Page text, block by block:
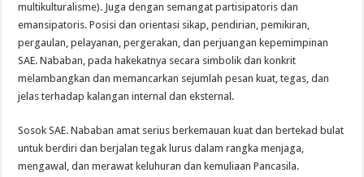
multikulturalisme). Juga dengan semangat partisipatoris dan
emansipatoris. Posisi dan orientasi sikap, pendirian, pemikiran,
pergaulan, pelayanan, pergerakan, dan perjuangan kepemimpinan
SAE. Nababan, pada hakekatnya secara simbolik dan konkrit
melambangkan dan memancarkan sejumlah pesan kuat, tegas, dan
jelas terhadap kalangan internal dan eksternal.
Sosok SAE. Nababan amat serius berkemauan kuat dan bertekad bulat
untuk berdiri dan berjalan tegak lurus dalam rangka menjaga,
mengawal, dan merawat keluhuran dan kemuliaan Pancasila.